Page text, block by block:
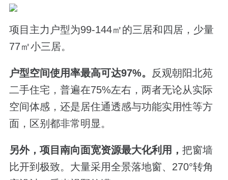
项目主力户型为99-144㎡的三居和四居，少量
77㎡小三居。
户型空间使用率最高可达97%。
反观朝阳北苑
二手住宅，普遍在75%左右，两者无论从实际
空间体感，还是居住通透感与功能实用性等方
面，区别都非常明显。
另外，项目南向面宽资源最大化利用， 把窗墙
比开到极致。大量采用全景落地窗、270°转角